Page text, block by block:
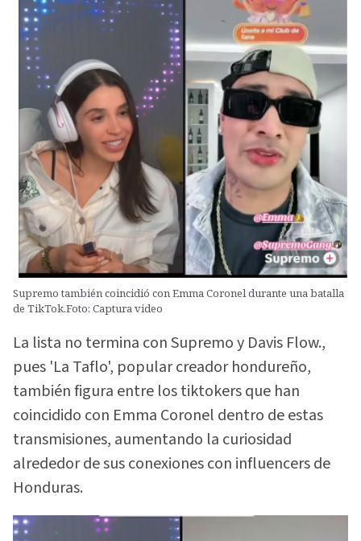
Supremo también coincidió con Emma Coronel durante una batalla
de TikTok.Foto: Captura video
La lista no termina con Supremo y Davis Flow.,
pues 'La Taflo', popular creador hondureño,
también figura entre los tiktokers que han
coincidido con Emma Coronel dentro de estas
transmisiones, aumentando la curiosidad
alrededor de sus conexiones con influencers de
Honduras.